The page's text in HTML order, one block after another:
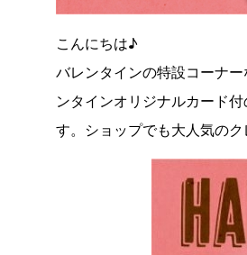
こんにちは♪
バレンタインの特設コーナ
ンタインオリジナルカード
す。ショップでも大人気の